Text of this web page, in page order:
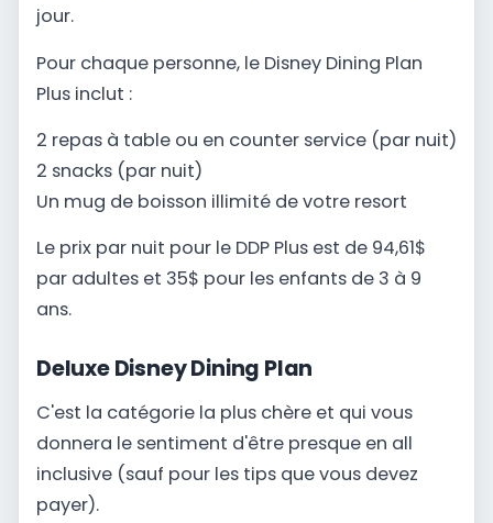
jour.
Pour chaque personne, le Disney Dining Plan
Plus inclut :
2 repas à table ou en counter service (par nuit)
2 snacks (par nuit)
Un mug de boisson illimité de votre resort
Le prix par nuit pour le DDP Plus est de 94,61$
par adultes et 35$ pour les enfants de 3 à 9
ans.
Deluxe Disney Dining Plan
C'est la catégorie la plus chère et qui vous
donnera le sentiment d'être presque en all
inclusive (sauf pour les tips que vous devez
payer).